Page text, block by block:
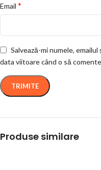
Email *
Salvează-mi numele,
data viitoare când o să
Produse similare